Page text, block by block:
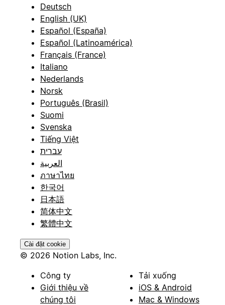
Deutsch
English (UK)
Español (España)
Español (Latinoamérica)
Français (France)
Italiano
Nederlands
Norsk
Português (Brasil)
Suomi
Svenska
Tiếng Việt
עברית
العربية
ภาษาไทย
한국어
日本語
简体中文
繁體中文
Cài đặt cookie
© 2026 Notion Labs, Inc.
Công ty
Giới thiệu về
chúng tôi
Tải xuống
iOS & Android
Mac & Windows